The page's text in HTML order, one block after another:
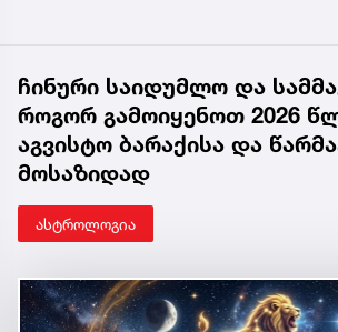
ჩინური საიდუმლო და
როგორ გამოიყენოთ 2026
აგვისტო ბარაქისა და
მოსაზიდად
ასტროლოგია